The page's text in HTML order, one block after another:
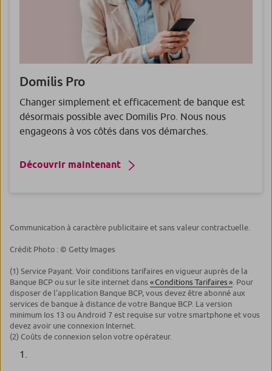
Domilis Pro
Changer simplement et efficacement de banque est
désormais possible avec Domilis Pro. Nous nous
engageons à vos côtés dans vos démarches.
Découvrir maintenant
Communication à caractère publicitaire et sans valeur contractuelle.
Crédit Photo : © Getty Images
(1) Service Payant. Voir conditions tarifaires en vigueur auprès de la
Banque BCP ou sur le site internet dans « Conditions Tarifaires » . Pour
disposer de l’application Banque BCP, vous devez être abonné aux
services de banque à distance de votre Banque BCP. La version
minimum Ios 13 ou Android 7 est requise sur votre smartphone et vous
devez avoir une connexion Internet.
(2) Coûts de connexion selon votre opérateur.